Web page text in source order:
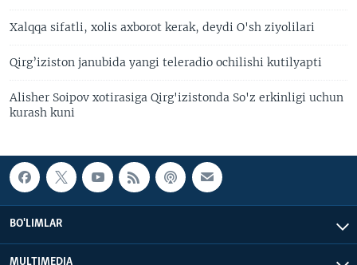
Xalqqa sifatli, xolis axborot kerak, deydi O'sh ziyolilari
Qirg’iziston janubida yangi teleradio ochilishi kutilyapti
Alisher Soipov xotirasiga Qirg'izistonda So'z erkinligi uchun
kurash kuni
BO'LIMLAR
MULTIMEDIA